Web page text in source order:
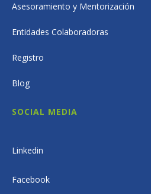
Asesoramiento y Mentorización
Entidades Colaboradoras
Registro
Blog
SOCIAL MEDIA
Linkedin
Facebook